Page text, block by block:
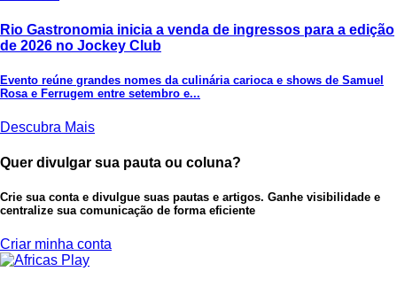
Rio Gastronomia inicia a venda de ingressos para a edição
de 2026 no Jockey Club
Evento reúne grandes nomes da culinária carioca e shows de Samuel
Rosa e Ferrugem entre setembro e...
Descubra Mais
Quer divulgar sua pauta ou coluna?
Crie sua conta e divulgue suas pautas e artigos. Ganhe visibilidade e
centralize sua comunicação de forma eficiente
Criar minha conta